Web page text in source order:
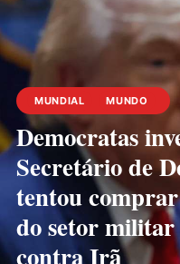
MUNDIAL MUNDO
Democratas
Secretário de
tentou comprar
do setor
contra Irã